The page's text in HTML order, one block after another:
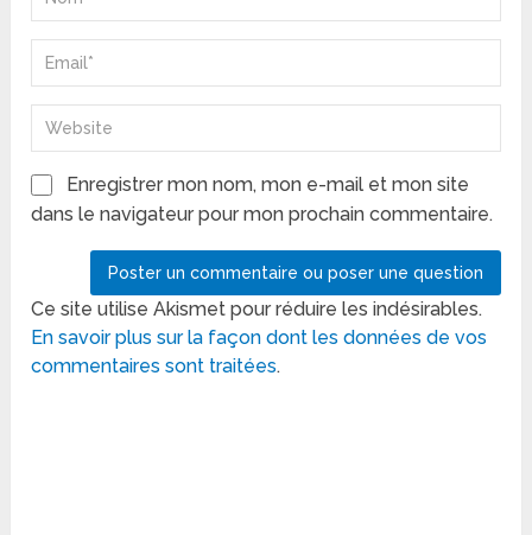
Enregistrer mon nom, mon e-mail et mon site
dans le navigateur pour mon prochain commentaire.
Ce site utilise Akismet pour réduire les indésirables.
En savoir plus sur la façon dont les données de vos
commentaires sont traitées.